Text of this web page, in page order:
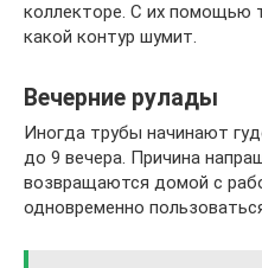
коллекторе. С их помощью
какой контур шумит.
Вечерние рулады
Иногда трубы начинают
до 9 вечера. Причина
возвращаются домой с
одновременно